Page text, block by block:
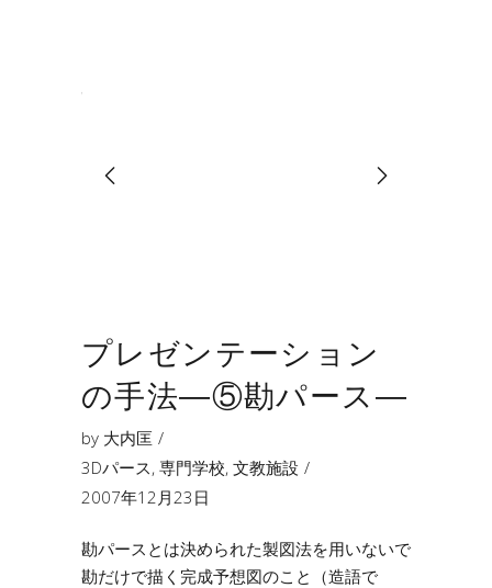
プレゼンテーション
の手法―⑤勘パース―
by 大内匡
3Dパース, 専門学校, 文教施設
2007年12月23日
勘パースとは決められた製図法を用いないで
勘だけで描く完成予想図のこと（造語で